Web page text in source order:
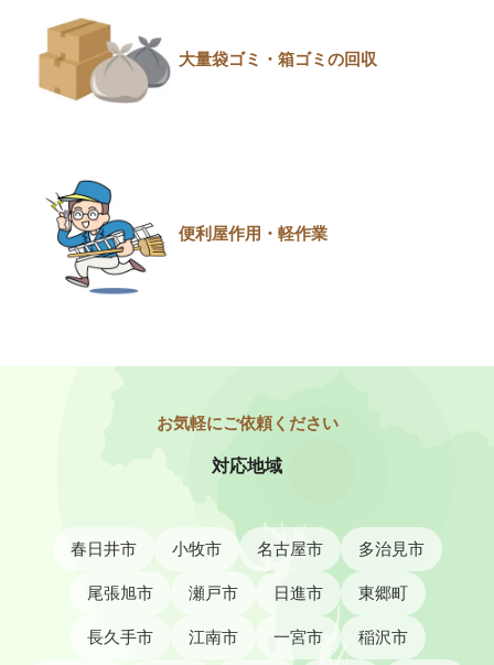
大量袋ゴミ・箱ゴミの回収
便利屋作用・軽作業
対応地域
春日井市 小牧市 名古屋市 多治見市
尾張旭市 瀬戸市 日進市 東郷町
長久手市 江南市 一宮市 稲沢市